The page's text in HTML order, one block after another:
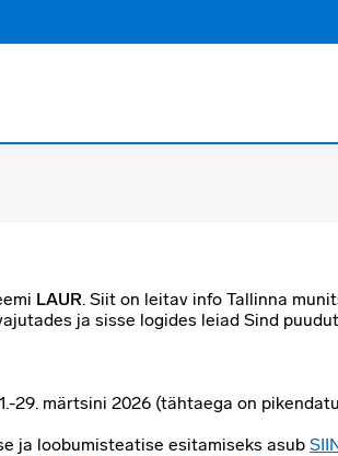
LAUR. Siit on leitav info Tallinna
ja sisse logides leiad Sind
29. märtsini 2026 (tähtaega on
ja loobumisteatise esitamiseks asub SIIN